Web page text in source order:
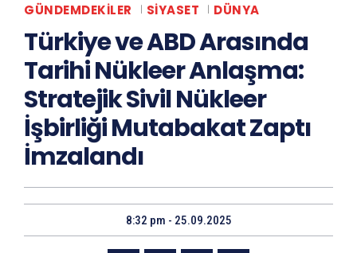
GÜNDEMDEKILER SIYASET DÜNYA
Türkiye ve ABD Arasında
Tarihi Nükleer Anlaşma:
Stratejik Sivil Nükleer
İşbirliği Mutabakat Zaptı
İmzalandı
8:32 pm - 25.09.2025